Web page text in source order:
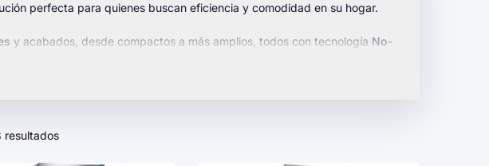
perfecta para quienes buscan eficiencia y comodidad en su hogar.
y acabados, desde compactos a más amplios, todos con tecnología No-
resultados